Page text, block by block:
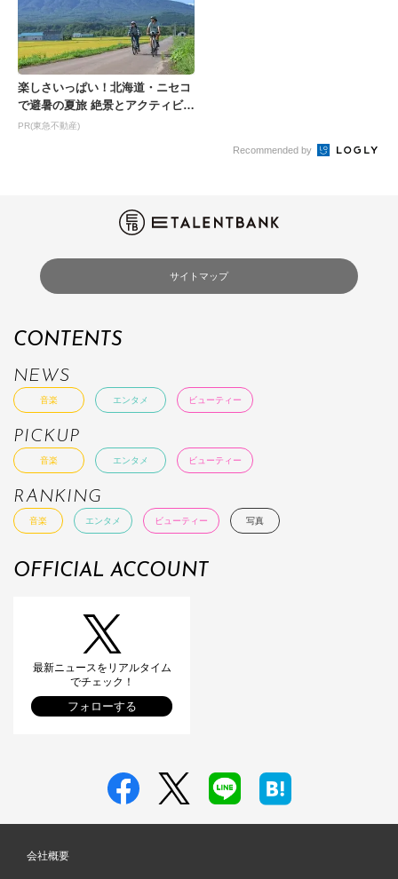
楽しさいっぱい！北海道・ニセコ
で避暑の夏旅 絶景とアクティビテ
ィが揃う「ニセコ東...
PR(東急不動産)
Recommended by
サイトマップ
CONTENTS
NEWS
音楽 エンタメ ビューティー
PICKUP
音楽 エンタメ ビューティー
RANKING
音楽 エンタメ ビューティー 写真
OFFICIAL ACCOUNT
最新ニュースをリアルタイム
でチェック！
フォローする
会社概要